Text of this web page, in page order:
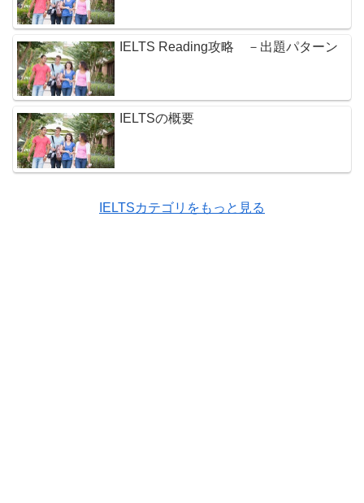
IELTS Reading攻略 －出題パターン
IELTSの概要
IELTSカテゴリをもっと見る